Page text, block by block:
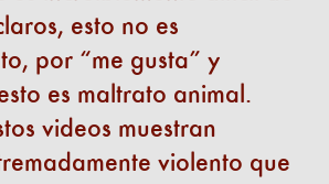
esto no es
por “me gusta” y
es maltrato animal.
videos muestran
violento que